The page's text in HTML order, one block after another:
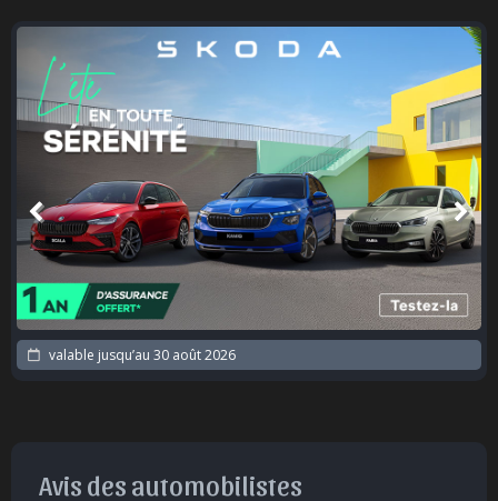
valable jusqu’au 30 août 2026
Avis des automobilistes